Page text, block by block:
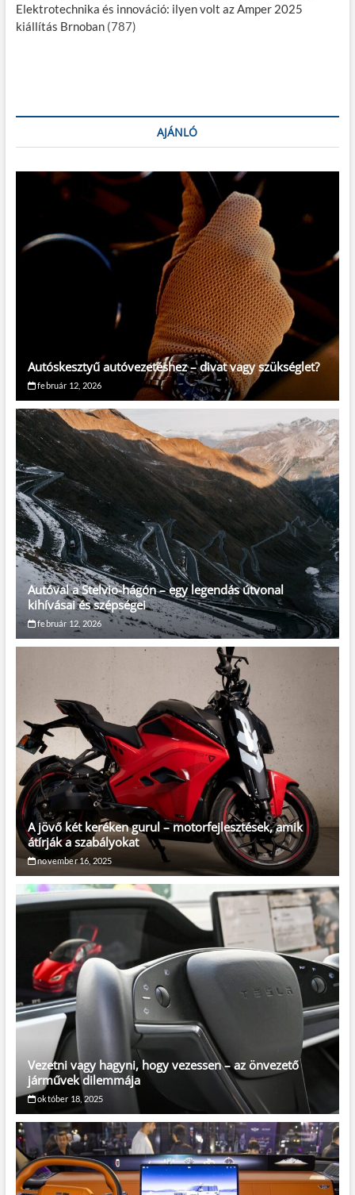
Elektrotechnika és innováció: ilyen volt az Amper 2025
kiállítás Brnoban (787)
AJÁNLÓ
Autóskesztyű autóvezetéshez – divat vagy szükséglet?
február 12, 2026
Autóval a Stelvio-hágón – egy legendás útvonal
kihívásai és szépségei
február 12, 2026
A jövő két keréken gurul – motorfejlesztések, amik
átírják a szabályokat
november 16, 2025
Vezetni vagy hagyni, hogy vezessen – az önvezető
járművek dilemmája
október 18, 2025